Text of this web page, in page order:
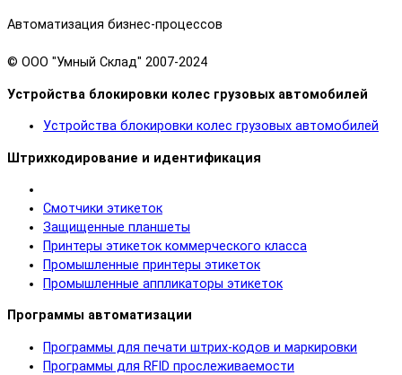
Автоматизация бизнес-процессов
© OOO "Умный Склад" 2007-2024
Устройства блокировки колес грузовых автомобилей
Устройства блокировки колес грузовых автомобилей
Штрихкодирование и идентификация
Смотчики этикеток
Защищенные планшеты
Принтеры этикеток коммерческого класса
Промышленные принтеры этикеток
Промышленные аппликаторы этикеток
Программы автоматизации
Программы для печати штрих-кодов и маркировки
Программы для RFID прослеживаемости